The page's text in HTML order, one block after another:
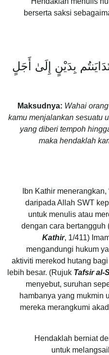
berserta saksi
تَدَايَنتُم بِدَيْنٍ إِلَىٰ أَجَلٍ
Maksudnya: Wahai
kamu menjalankan sesuatu
yang diberi tempoh
maka hendaklah
Ibn Kathir
daripada Allah SWT
untuk menulis atau
dengan cara bertangguh
Kathir, 1/411)
mengandungi hukum
aktiviti merekod hutang
lebih besar. (Rujuk Tafsir al-
menyebut, suruhan
hambanya yang mukmin
mereka merangkumi
Hendaklah berniat
untuk